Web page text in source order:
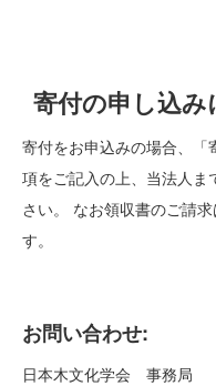
寄付の申し込
寄付をお申込みの場合、「
項をご記入の上、当法人ま
さい。 なお領収書のご請
す。
お問い合わせ:
日本木文化学会 事務局